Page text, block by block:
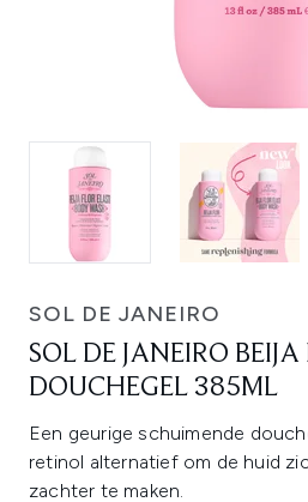
SOL DE JANEIRO
SOL DE JANEIRO
DOUCHEGEL 385ML
Een geurige schuimende
retinol alternatief om de huid
zachter te maken.